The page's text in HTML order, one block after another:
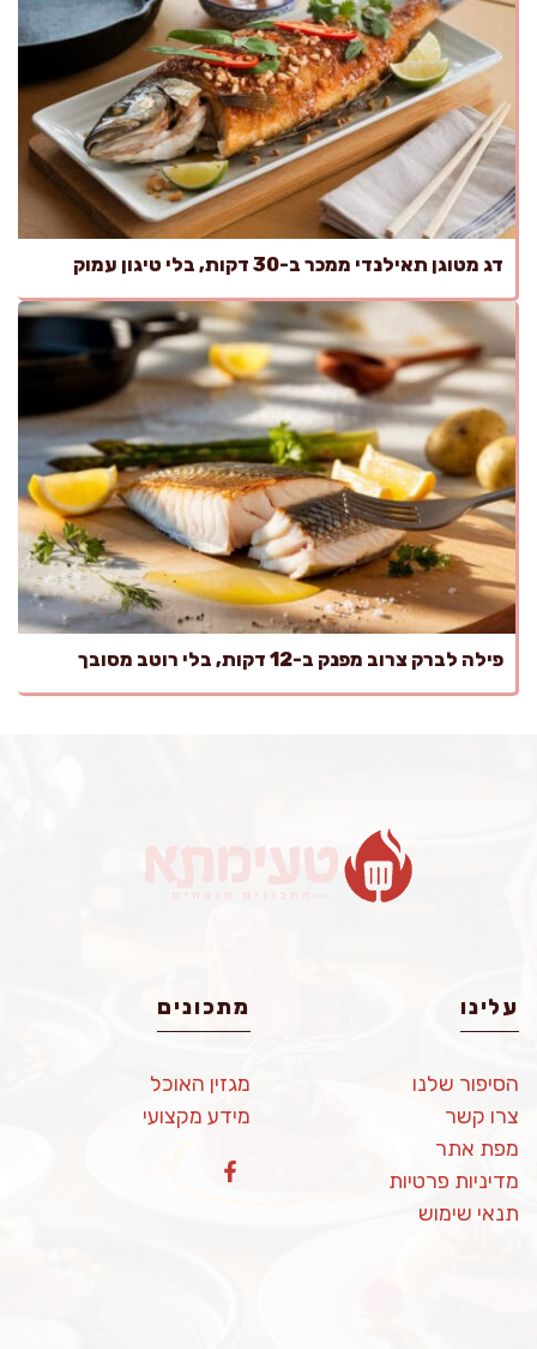
דג מטוגן תאילנדי ממכר ב-30 דקות, בלי טיגון עמוק
פילה לברק צרוב מפנק ב-12 דקות, בלי רוטב מסובך
עלינו
הסיפור שלנו
צרו קשר
מפת אתר
מדיניות פרטיות
תנאי שימוש
מתכונים
מגזין האוכל
מידע מקצועי